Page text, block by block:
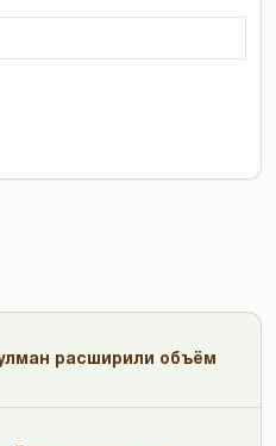
расширили объём